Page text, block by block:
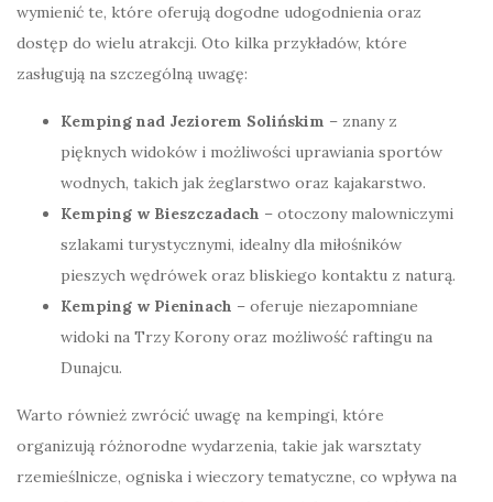
wymienić te, które oferują dogodne udogodnienia oraz
dostęp do wielu atrakcji. Oto kilka przykładów, które
zasługują na szczególną uwagę:
Kemping nad Jeziorem Solińskim – znany z
pięknych widoków i możliwości uprawiania sportów
wodnych, takich jak żeglarstwo oraz kajakarstwo.
Kemping w Bieszczadach – otoczony malowniczymi
szlakami turystycznymi, idealny dla miłośników
pieszych wędrówek oraz bliskiego kontaktu z naturą.
Kemping w Pieninach – oferuje niezapomniane
widoki na Trzy Korony oraz możliwość raftingu na
Dunajcu.
Warto również zwrócić uwagę na kempingi, które
organizują różnorodne wydarzenia, takie jak warsztaty
rzemieślnicze, ogniska i wieczory tematyczne, co wpływa na